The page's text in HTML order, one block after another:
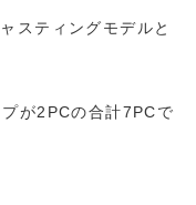
スティングモデルと
が2PCの合計7PCで